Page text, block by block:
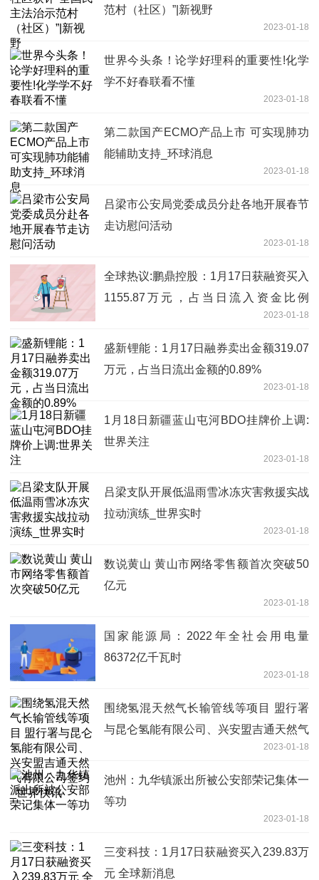
范村（社区）”|新视野
2023-01-18
世界今头条！论学好理科的重要性!化学
学不好春联看不懂
2023-01-18
第二款国产ECMO产品上市 可实现肺功
能辅助支持_环球消息
2023-01-18
吕梁市公安局党委成员分赴各地开展春节
走访慰问活动
2023-01-18
全球热议:鹏鼎控股：1月17日获融资买入
1155.87万元，占当日流入资金比例
2023-01-18
盛新锂能：1月17日融券卖出金额319.07
万元，占当日流出金额的0.89%
2023-01-18
1月18日新疆蓝山屯河BDO挂牌价上调:
世界关注
2023-01-18
吕梁支队开展低温雨雪冰冻灾害救援实战
拉动演练_世界实时
2023-01-18
数说黄山 黄山市网络零售额首次突破50
亿元
2023-01-18
国家能源局：2022年全社会用电量
86372亿千瓦时
2023-01-18
围绕氢混天然气长输管线等项目 盟行署
与昆仑氢能有限公司、兴安盟吉通天然气
2023-01-18
池州：九华镇派出所被公安部荣记集体一
等功
2023-01-18
三变科技：1月17日获融资买入239.83万
元 全球新消息